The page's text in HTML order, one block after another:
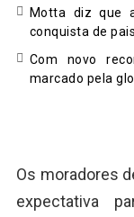
Motta diz que
conquista de
Com novo
marcado pela
Os moradores
expectativa